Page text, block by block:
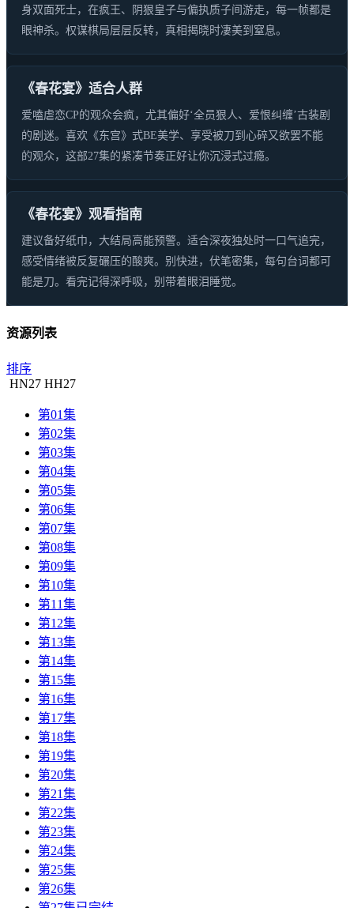
身双面死士，在疯王、阴狠皇子与偏执质子间游走，每一帧都是
眼神杀。权谋棋局层层反转，真相揭晓时凄美到窒息。
《春花宴》适合人群
爱嗑虐恋CP的观众会疯，尤其偏好‘全员狠人、爱恨纠缠’古装剧
的剧迷。喜欢《东宫》式BE美学、享受被刀到心碎又欲罢不能
的观众，这部27集的紧凑节奏正好让你沉浸式过瘾。
《春花宴》观看指南
建议备好纸巾，大结局高能预警。适合深夜独处时一口气追完，
感受情绪被反复碾压的酸爽。别快进，伏笔密集，每句台词都可
能是刀。看完记得深呼吸，别带着眼泪睡觉。
资源列表
排序
HN27 HH27
第01集
第02集
第03集
第04集
第05集
第06集
第07集
第08集
第09集
第10集
第11集
第12集
第13集
第14集
第15集
第16集
第17集
第18集
第19集
第20集
第21集
第22集
第23集
第24集
第25集
第26集